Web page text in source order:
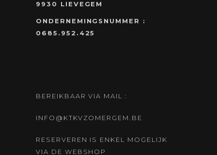
9930 LIEVEGEM
ONDERNEMINGSNUMMER :
0685.952.425
BEREIKBAAR VIA MAIL :
INFO@KTKVZOMERGEM.BE
RESERVEREN IS ENKEL MOGELIJK
VIA DE WEBSHOP